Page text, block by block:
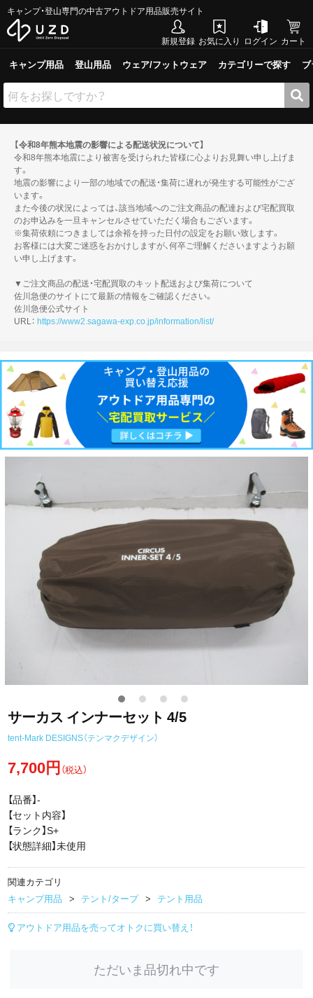
キャンプ・登山専門の中古アウトドア用品販売サイト
新規登録 お気に入り ログイン カート
キャンプ用品 登山用品 ウェア/フットウェア カテゴリーで探す
【令和8年熊本地震の影響による配送状況について】
令和8年熊本地震により被害を受けられた皆様に心よりお見舞い申し上げま
す。
地震の影響により一部の地域での配送・集荷に遅れが発生する可能性がござ
います。
また今後の状況によっては、該当地域へのご注文商品の配達および宅配買取
のお申込みを一旦キャンセルさせていただく場合もございます。
※集荷依頼につきましては余裕を持った日付の設定をお願い致します。
お客様には大変ご迷惑をおかけしますが、何卒ご理解くださいますようお願
い申し上げます。
▼ご注文商品の配送・宅配買取のキット配送および集荷について
佐川急便のサイトにて最新の情報をご確認ください。
佐川急便公式サイト
URL： https://www2.sagawa-exp.co.jp/information/list/
サーカス インナーセット 4/5
tent-Mark DESIGNS（テンマクデザイン）
7,700円（税込）
【品番】-
【セット内容】
【ランク】S+
【状態詳細】未使用
関連カテゴリ
キャンプ用品
テント/タープ テント用品
アウトドア用品を売ってオトクに買い替え！
ただいま品切れ中です